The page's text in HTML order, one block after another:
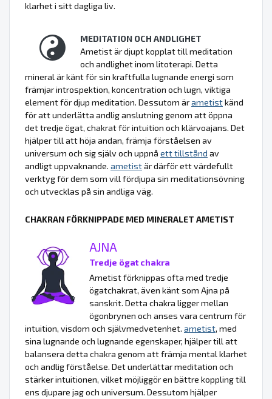
klarhet i sitt dagliga liv.
MEDITATION OCH ANDLIGHET
Ametist är djupt kopplat till meditation
och andlighet inom litoterapi. Detta
mineral är känt för sin kraftfulla lugnande energi som
främjar introspektion, koncentration och lugn, viktiga
element för djup meditation. Dessutom ärametistkänd
för att underlätta andlig anslutning genom att öppna
det tredje ögat, chakrat för intuition och klärvoajans. Det
hjälper till att höja andan, främja förståelsen av
universum och sig själv och uppnå ett tillstånd av
andligt uppvaknande. ametistär därför ett värdefullt
verktyg för dem som vill fördjupa sin meditationsövning
och utvecklas på sin andliga väg.
CHAKRAN FÖRKNIPPADE MED MINERALET AMETIST
AJNA
Tredje ögat chakra
Ametist förknippas ofta med tredje
ögatchakrat, även känt som Ajna på
sanskrit. Detta chakra ligger mellan
ögonbrynen och anses vara centrum för
intuition, visdom och självmedvetenhet. ametist, med
sina lugnande och lugnande egenskaper, hjälper till att
balansera detta chakra genom att främja mental klarhet
och andlig förståelse. Det underlättar meditation och
stärker intuitionen, vilket möjliggör en bättre koppling till
ens djupare jag och universum. Dessutom hjälper